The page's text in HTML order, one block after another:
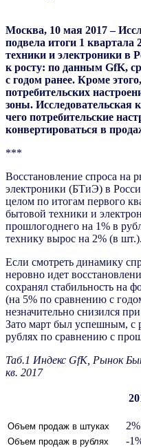
Москва, 10 мая 2017 –
подвела итоги 1
техники и электроники в
к росту: по данным GfK,
с годом ранее. Кроме
потребительских
зоны. Исследовательская
чего потребительские
конвертироваться в
***
Восстановление спроса на
электроники (БТиЭ) в
целом по итогам первого
бытовой техники и
прошлогоднего на 1% в
технику вырос на 2% (в шт.).
Если смотреть динамику
неровно идет
сохранял стабильность на
(на 5% по сравнению с
незначительно снизился
Зато март был успешным, с
рублях по сравнению с
Таб.1 Индекс GfK, Рынок
кв. 2017
Объем продаж в штуках 2%
Объем продаж в рублях -